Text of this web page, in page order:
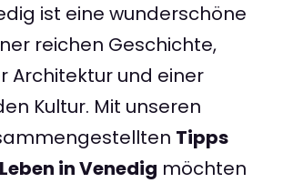
ist eine wunderschöne
reichen Geschichte,
Architektur und einer
Kultur. Mit unseren
Tipps
in Venedig möchten